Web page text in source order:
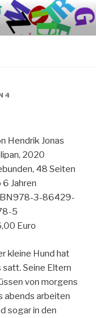
Hendrik Jonas
2020
48 Seiten
6 Jahren
3-86429-
5
Euro
kleine Hund hat
satt. Seine Eltern
von morgens
abends arbeiten
sogar in den